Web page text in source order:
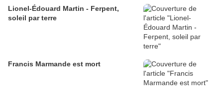
Lionel-Édouard Martin - Ferpent,
soleil par terre
Francis Marmande est mort